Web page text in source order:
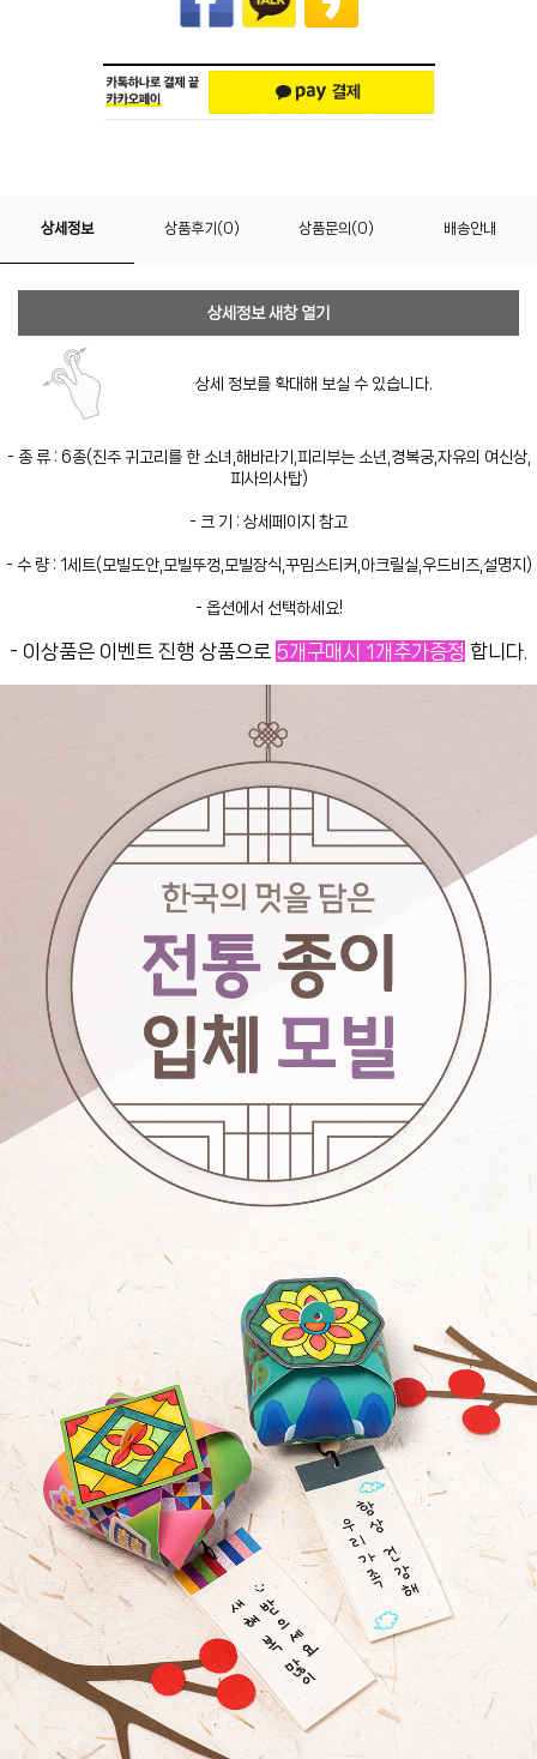
상세정보 상품후기(0) 상품문의(0) 배송안내
상세정보 새창 열기
상세 정보를 확대해 보실 수 있습니다.
- 종 류 : 6종(진주 귀고리를 한 소녀,해바라기,피리부는 소년,경복궁,자유의 여신상,
피사의사탑)
- 크 기 : 상세페이지 참고
- 수 량 : 1세트(모빌도안,모빌뚜껑,모빌장식,꾸밈스티커,아크릴실,우드비즈,설명지)
- 옵션에서 선택하세요!
- 이상품은 이벤트 진행 상품으로 5개구매시 1개추가증정 합니다.